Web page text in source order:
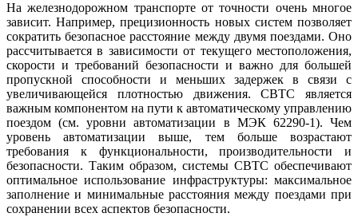
На железнодорожном транспорте от точности очень многое
зависит. Например, прецизионность новых систем позволяет
сократить безопасное расстояние между двумя поездами. Оно
рассчитывается в зависимости от текущего местоположения,
скорости и требований безопасности и важно для большей
пропускной способности и меньших задержек в связи с
увеличивающейся плотностью движения. CBTC является
важным компонентом на пути к автоматическому управлению
поездом (см. уровни автоматизации в МЭК 62290‑1). Чем
уровень автоматизации выше, тем больше возрастают
требования к функциональности, производительности и
безопасности. Таким образом, системы CBTC обеспечивают
оптимальное использование инфраструктуры: максимальное
заполнение и минимальные расстояния между поездами при
сохранении всех аспектов безопасности.